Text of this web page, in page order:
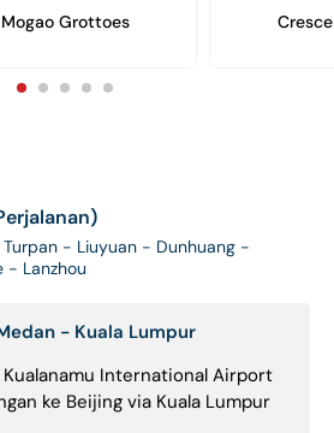
Mogao Grottoes
- Liuyuan - Dunhuang -
- Lanzhou
- Kuala Lumpur
International Airport
ke Beijing via Kuala Lumpur